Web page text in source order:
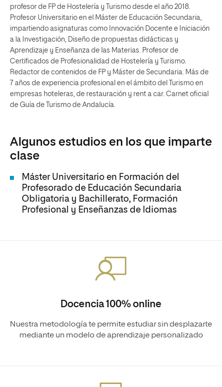
profesor de FP de Hostelería y Turismo desde el año 2018.
Profesor Universitario en el Máster de Educación Secundaria,
impartiendo asignaturas como Innovación Docente e Iniciación
a la Investigación, Diseño de propuestas didácticas y
Aprendizaje y Enseñanza de las Materias. Profesor de
Certificados de Profesionalidad de Hostelería y Turismo.
Redactor de contenidos de FP y Máster de Secundaria. Más de
7 años de experiencia profesional en el ámbito del Turismo en
empresas hoteleras, de restauración y rent a car. Carnet oficial
de Guía de Turismo de Andalucía.
Algunos estudios en los que imparte
clase
Máster Universitario en Formación del
Profesorado de Educación Secundaria
Obligatoria y Bachillerato, Formación
Profesional y Enseñanzas de Idiomas
Docencia 100% online
Nuestra metodología te permite estudiar sin desplazarte
mediante un modelo de aprendizaje personalizado